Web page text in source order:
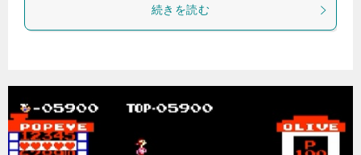
続きを読む